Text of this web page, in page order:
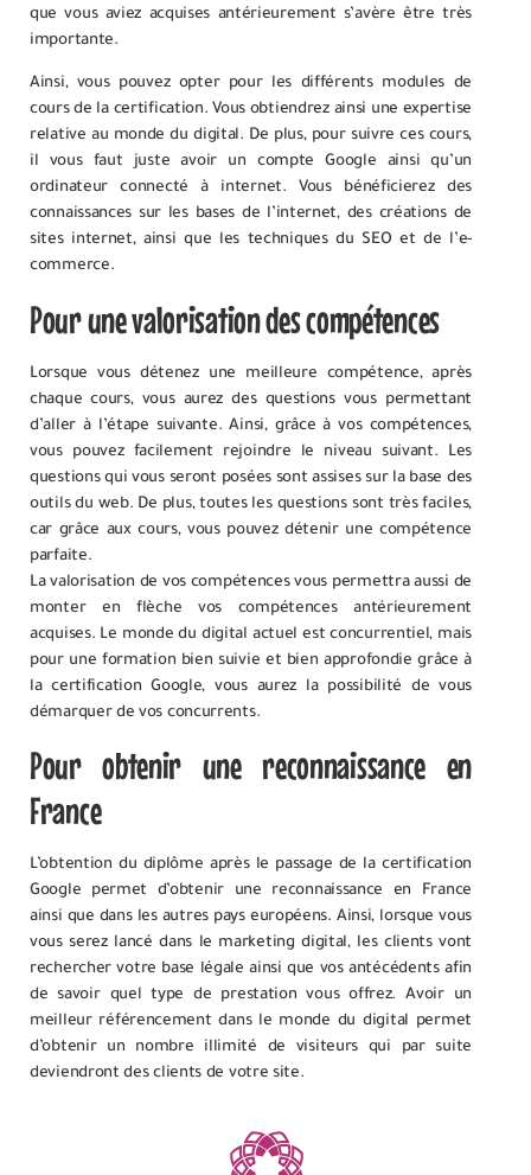
que vous aviez acquises antérieurement s’avère être très
importante.
Ainsi, vous pouvez opter pour les différents modules de
cours de la certification. Vous obtiendrez ainsi une expertise
relative au monde du digital. De plus, pour suivre ces cours,
il vous faut juste avoir un compte Google ainsi qu’un
ordinateur connecté à internet. Vous bénéficierez des
connaissances sur les bases de l’internet, des créations de
sites internet, ainsi que les techniques du SEO et de l’e-
commerce.
Pour une valorisation des compétences
Lorsque vous détenez une meilleure compétence, après
chaque cours, vous aurez des questions vous permettant
d’aller à l’étape suivante. Ainsi, grâce à vos compétences,
vous pouvez facilement rejoindre le niveau suivant. Les
questions qui vous seront posées sont assises sur la base des
outils du web. De plus, toutes les questions sont très faciles,
car grâce aux cours, vous pouvez détenir une compétence
parfaite.
La valorisation de vos compétences vous permettra aussi de
monter en flèche vos compétences antérieurement
acquises. Le monde du digital actuel est concurrentiel, mais
pour une formation bien suivie et bien approfondie grâce à
la certification Google, vous aurez la possibilité de vous
démarquer de vos concurrents.
Pour obtenir une reconnaissance en
France
L’obtention du diplôme après le passage de la certification
Google permet d’obtenir une reconnaissance en France
ainsi que dans les autres pays européens. Ainsi, lorsque vous
vous serez lancé dans le marketing digital, les clients vont
rechercher votre base légale ainsi que vos antécédents afin
de savoir quel type de prestation vous offrez. Avoir un
meilleur référencement dans le monde du digital permet
d’obtenir un nombre illimité de visiteurs qui par suite
deviendront des clients de votre site.